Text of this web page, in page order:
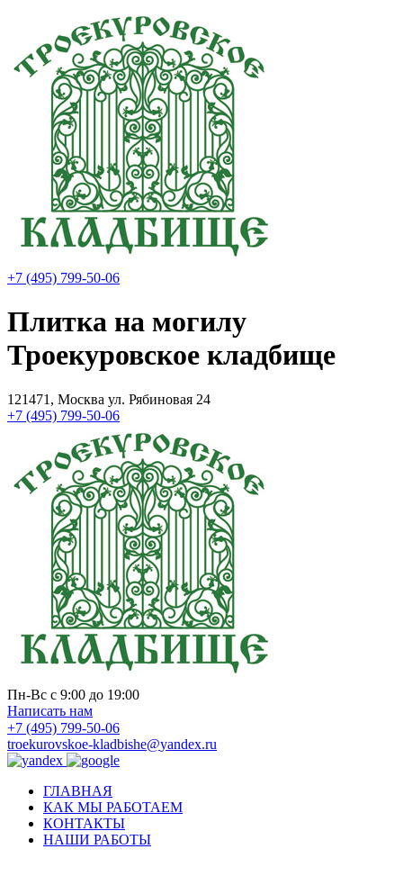
+7 (495) 799-50-06
Плитка на могилу
Троекуровское кладбище
121471, Москва ул. Рябиновая 24
+7 (495) 799-50-06
Пн-Вс с 9:00 до 19:00
Написать нам
+7 (495) 799-50-06
troekurovskoe-kladbishe@yandex.ru
ГЛАВНАЯ
КАК МЫ РАБОТАЕМ
КОНТАКТЫ
НАШИ РАБОТЫ